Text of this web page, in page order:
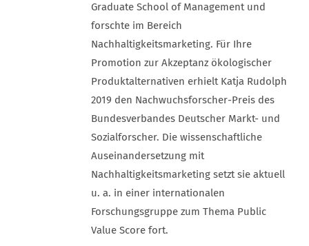
Graduate School of Management und
forschte im Bereich
Nachhaltigkeitsmarketing. Für Ihre
Promotion zur Akzeptanz ökologischer
Produktalternativen erhielt Katja Rudolph
2019 den Nachwuchsforscher-Preis des
Bundesverbandes Deutscher Markt- und
Sozialforscher. Die wissenschaftliche
Auseinandersetzung mit
Nachhaltigkeitsmarketing setzt sie aktuell
u. a. in einer internationalen
Forschungsgruppe zum Thema Public
Value Score fort.